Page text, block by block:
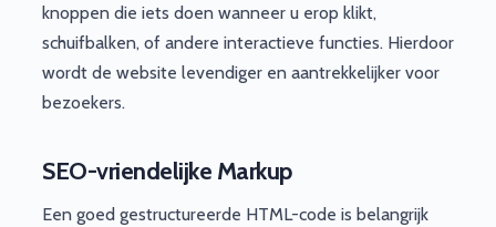
knoppen die iets doen wanneer u erop klikt,
schuifbalken, of andere interactieve functies. Hierdoor
wordt de website levendiger en aantrekkelijker voor
bezoekers.
SEO-vriendelijke Markup
Een goed gestructureerde HTML-code is belangrijk